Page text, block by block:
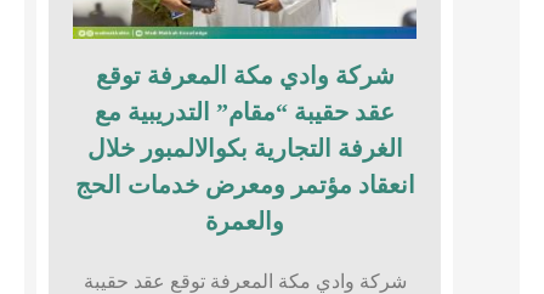
شركة وادي مكة المعرفة توقع
عقد حقيبة “مقام” التدريبية مع
الغرفة التجارية بكوالالمبور خلال
انعقاد مؤتمر ومعرض خدمات الحج
والعمرة
شركة وادي مكة المعرفة توقع عقد حقيبة